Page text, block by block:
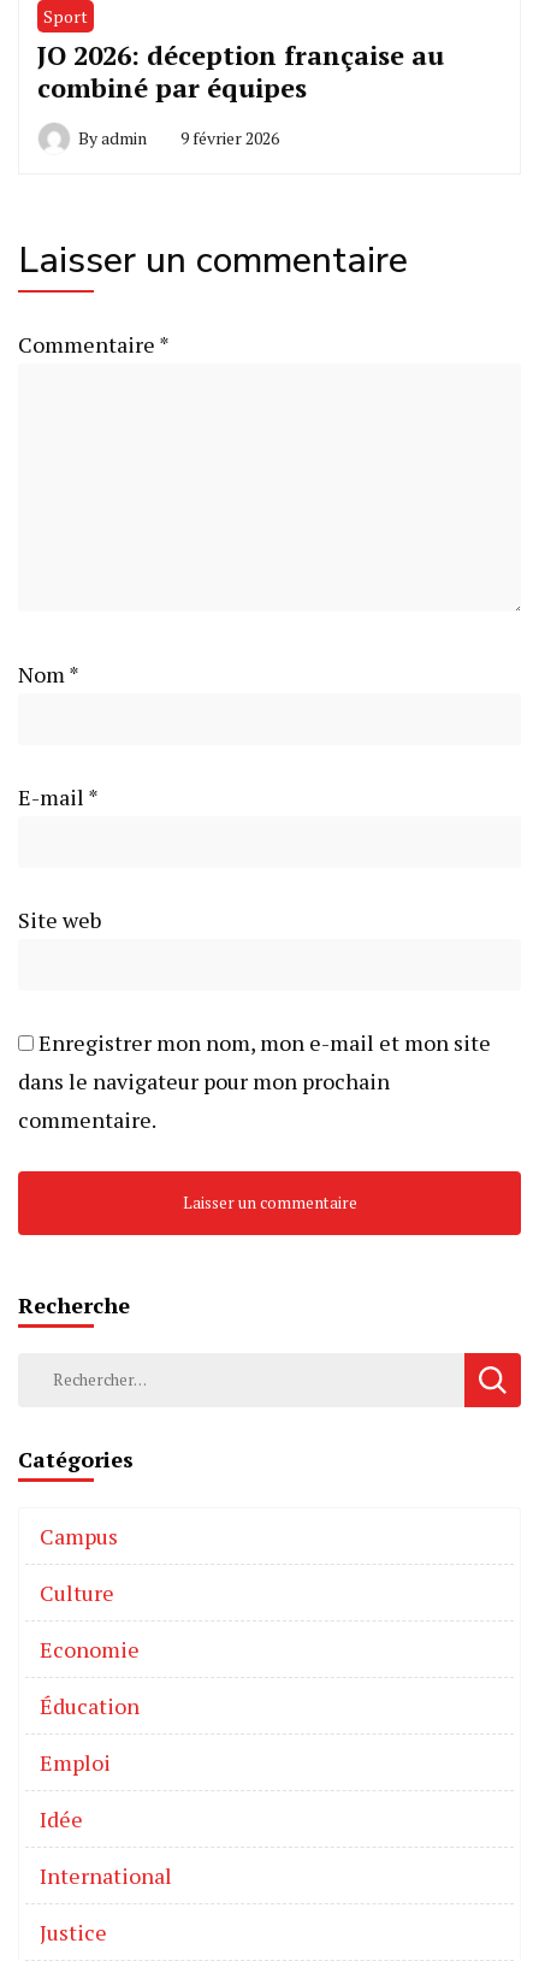
Sport
JO 2026: déception française au
combiné par équipes
Byadmin 9 février 2026
Laisser un commentaire
Commentaire *
Nom *
E-mail *
Site web
Enregistrer mon nom, mon e-mail et mon site
dans le navigateur pour mon prochain
commentaire.
Recherche
Catégories
Campus
Culture
Economie
Éducation
Emploi
Idée
International
Justice